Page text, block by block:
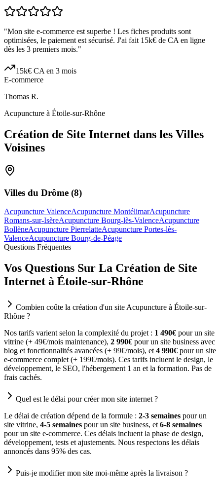
"Mon site e-commerce est superbe ! Les fiches produits sont
optimisées, le paiement est sécurisé. J'ai fait 15k€ de CA en ligne
dès les 3 premiers mois."
15k€ CA en 3 mois
E-commerce
Thomas R.
Acupuncture à Étoile-sur-Rhône
Création de Site Internet dans les Villes
Voisines
Villes du Drôme (8)
Acupuncture ValenceAcupuncture MontélimarAcupuncture
Romans-sur-IsèreAcupuncture Bourg-lès-ValenceAcupuncture
BollèneAcupuncture PierrelatteAcupuncture Portes-lès-
ValenceAcupuncture Bourg-de-Péage
Questions Fréquentes
Vos Questions Sur La Création de Site
Internet à Étoile-sur-Rhône
Combien coûte la création d'un site Acupuncture à Étoile-sur-
Rhône ?
Nos tarifs varient selon la complexité du projet : 1 490€ pour un site
vitrine (+ 49€/mois maintenance), 2 990€ pour un site business avec
blog et fonctionnalités avancées (+ 99€/mois), et 4 990€ pour un site
e-commerce complet (+ 199€/mois). Ces tarifs incluent le design, le
développement, le SEO, l'hébergement 1 an et la formation. Pas de
frais cachés.
Quel est le délai pour créer mon site internet ?
Le délai de création dépend de la formule : 2-3 semaines pour un
site vitrine, 4-5 semaines pour un site business, et 6-8 semaines
pour un site e-commerce. Ces délais incluent la phase de design,
développement, tests et ajustements. Nous respectons les délais
annoncés dans 95% des cas.
Puis-je modifier mon site moi-même après la livraison ?